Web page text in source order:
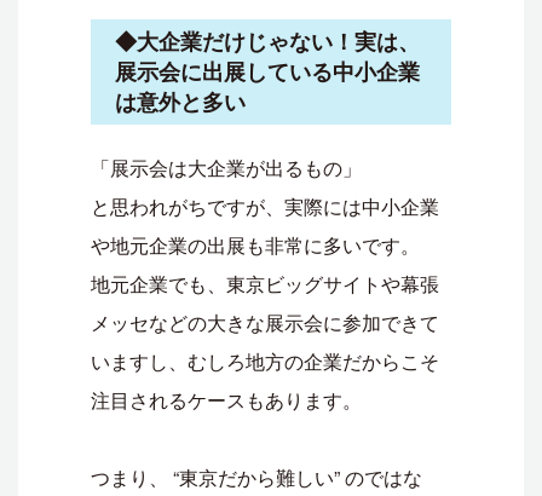
◆大企業だけじゃない！実は、
展示会に出展している中小企業
は意外と多い
「展示会は大企業が出るもの」
と思われがちですが、実際には中小企業
や地元企業の出展も非常に多いです。
地元企業でも、東京ビッグサイトや幕張
メッセなどの大きな展示会に参加できて
いますし、むしろ地方の企業だからこそ
注目されるケースもあります。
つまり、 “東京だから難しい” のではな